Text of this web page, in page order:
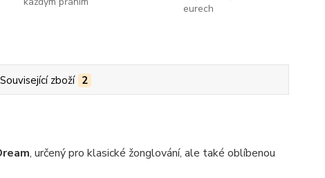
eurech
Související zboží 2
, určený pro klasické žonglování, ale také oblíbenou